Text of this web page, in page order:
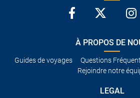
À PROPOS DE
Guides de voyages Questions
Rejoindre notre
LEGAL